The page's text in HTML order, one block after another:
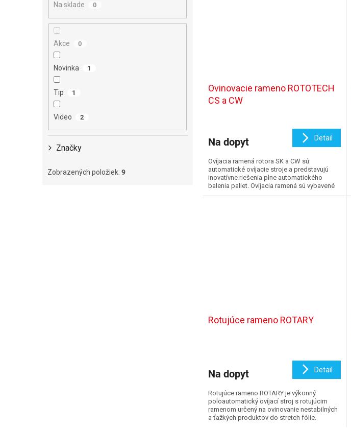
Na sklade 0
Akce 0
Novinka 1
Tip 1
Video 2
Značky
Zobrazených položiek: 9
Ovinovacie rameno ROTOTECH
CS a CW
Na dopyt Detail
Ovíjacia ramená rotora SK a CW sú
automatické ovíjacie stroje a predstavujú
inovatívne riešenia plne automatického
balenia paliet. Ovíjacia ramená sú vybavené
úchopovou, rezacie...
Rotujúce rameno ROTARY
Na dopyt Detail
Rotujúce rameno ROTARY je výkonný
poloautomatický ovíjací stroj s rotujúcim
ramenom určený na ovinovanie nestabilných
a ťažkých produktov do stretch fólie.